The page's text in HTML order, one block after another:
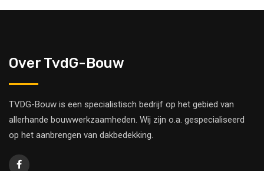
Over TvdG-Bouw
TVDG-Bouw is een specialistisch bedrijf op het gebied van
allerhande bouwwerkzaamheden. Wij zijn o.a. gespecialiseerd
op het aanbrengen van dakbedekking.